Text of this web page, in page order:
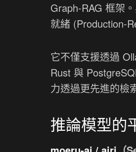
Graph-RAG 框架
就緒 (Production-
它不僅支援透過
Rust 與
力透過更先進的檢
推論模型的